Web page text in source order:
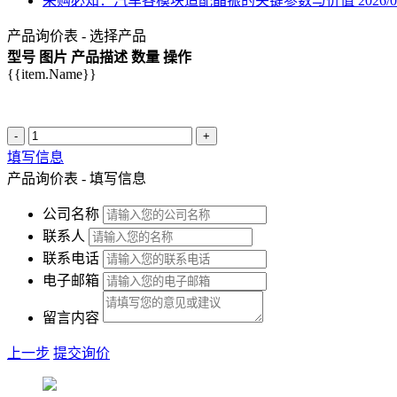
产品询价表 - 选择产品
型号 图片 产品描述 数量 操作
{{item.Name}}
- +
填写信息
产品询价表 - 填写信息
公司名称
联系人
联系电话
电子邮箱
留言内容
上一步 提交询价